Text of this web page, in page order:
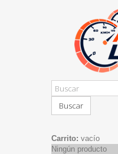
Buscar
Carrito: vacío
Ningún producto